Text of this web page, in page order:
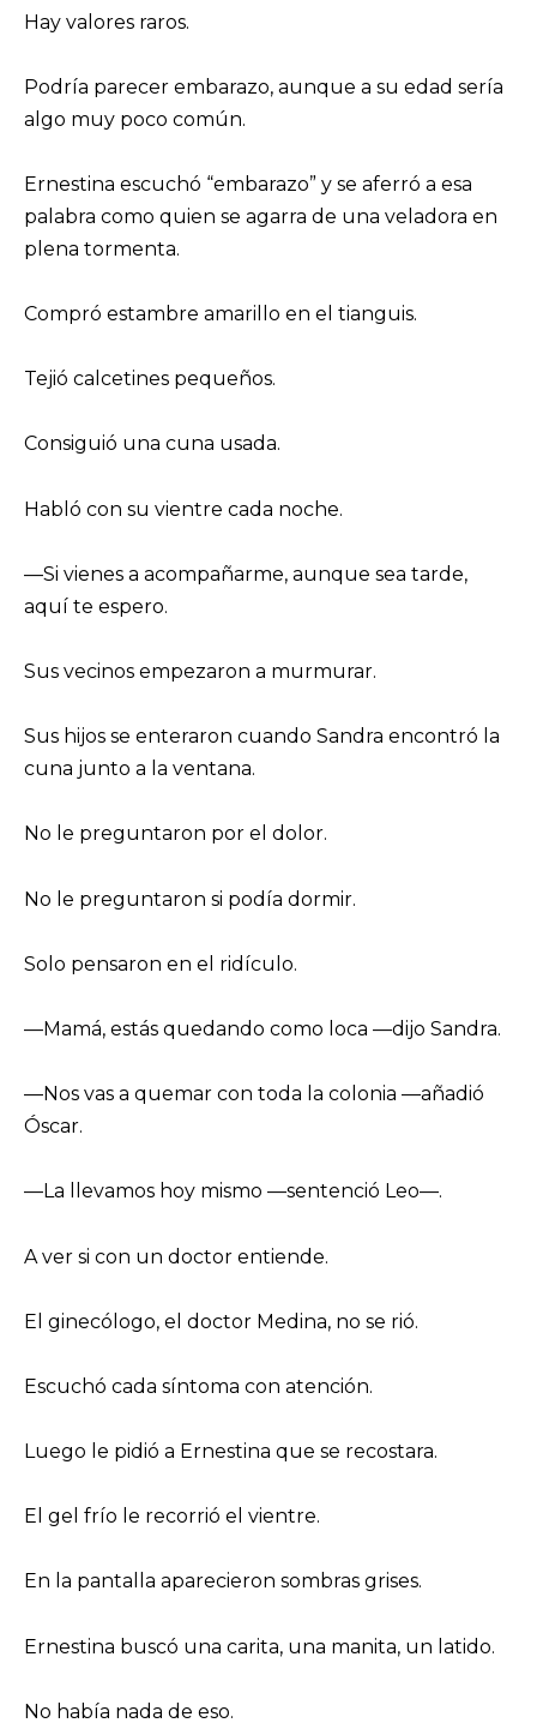
Hay valores raros.
Podría parecer embarazo, aunque a su edad sería
algo muy poco común.
Ernestina escuchó “embarazo” y se aferró a esa
palabra como quien se agarra de una veladora en
plena tormenta.
Compró estambre amarillo en el tianguis.
Tejió calcetines pequeños.
Consiguió una cuna usada.
Habló con su vientre cada noche.
—Si vienes a acompañarme, aunque sea tarde,
aquí te espero.
Sus vecinos empezaron a murmurar.
Sus hijos se enteraron cuando Sandra encontró la
cuna junto a la ventana.
No le preguntaron por el dolor.
No le preguntaron si podía dormir.
Solo pensaron en el ridículo.
—Mamá, estás quedando como loca —dijo Sandra.
—Nos vas a quemar con toda la colonia —añadió
Óscar.
—La llevamos hoy mismo —sentenció Leo—.
A ver si con un doctor entiende.
El ginecólogo, el doctor Medina, no se rió.
Escuchó cada síntoma con atención.
Luego le pidió a Ernestina que se recostara.
El gel frío le recorrió el vientre.
En la pantalla aparecieron sombras grises.
Ernestina buscó una carita, una manita, un latido.
No había nada de eso.